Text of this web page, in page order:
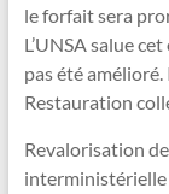
le forfait sera
L’UNSA salue
pas été
Restauration
Revalorisation
interministérielle